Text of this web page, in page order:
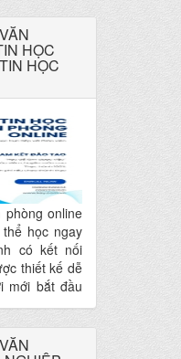
HỌC
HỌC
phòng online
học ngay
có kết nối
thiết kế dễ
mới bắt đầu
nâng cao kỹ